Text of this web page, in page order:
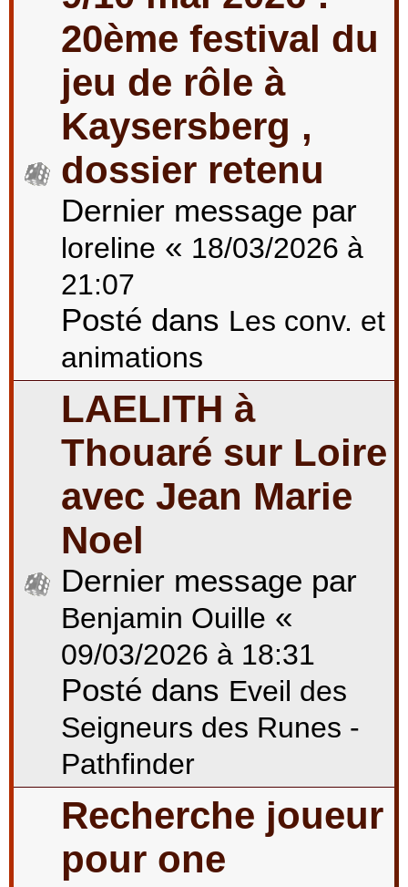
20ème festival du
jeu de rôle à
Kaysersberg ,
dossier retenu
Dernier message par
loreline « 18/03/2026 à
21:07
Posté dans Les conv. et
animations
LAELITH à
Thouaré sur Loire
avec Jean Marie
Noel
Dernier message par
Benjamin Ouille «
09/03/2026 à 18:31
Posté dans Eveil des
Seigneurs des Runes -
Pathfinder
Recherche joueur
pour one